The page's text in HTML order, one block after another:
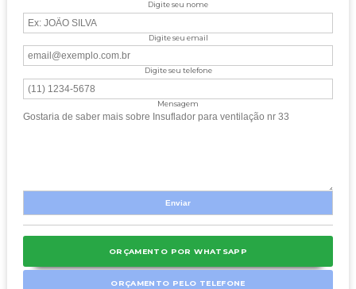
Digite seu nome
Digite seu email
Digite seu telefone
Mensagem
ORÇAMENTO POR WHATSAPP
ORÇAMENTO PELO TELEFONE